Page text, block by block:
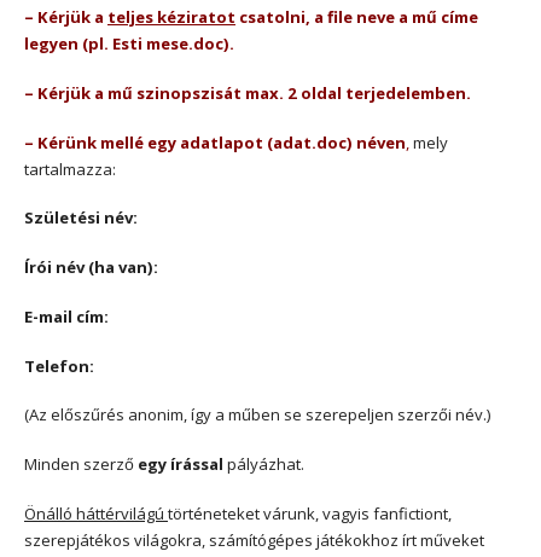
– Kérjük a teljes kéziratot csatolni, a file neve a mű címe
legyen (pl. Esti mese.doc).
– Kérjük a mű szinopszisát max. 2 oldal terjedelemben.
– Kérünk mellé egy adatlapot (adat.doc) néven mely
tartalmazza:
Születési név:
Írói név (ha van):
E-mail cím:
Telefon:
(Az előszűrés anonim, így a műben se szerepeljen szerzői név.)
Minden szerző egy írással pályázhat.
Önálló háttérvilágú történeteket várunk, vagyis fanfictiont,
szerepjátékos világokra, számítógépes játékokhoz írt műveket